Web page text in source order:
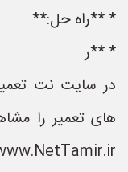
* **راه حل:**
* **ر
در سایت نت
های تعمیر را